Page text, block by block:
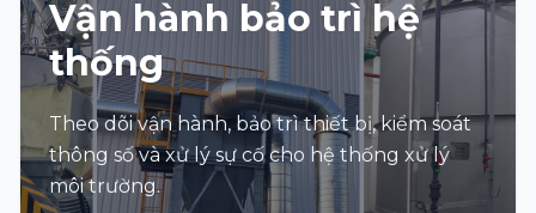
Vận hành bảo trì hệ
thống
Theo dõi vận hành, bảo trì thiết bị, kiểm soát
thông số và xử lý sự cố cho hệ thống xử lý
môi trường.
Chủ đề
Tin nhắn